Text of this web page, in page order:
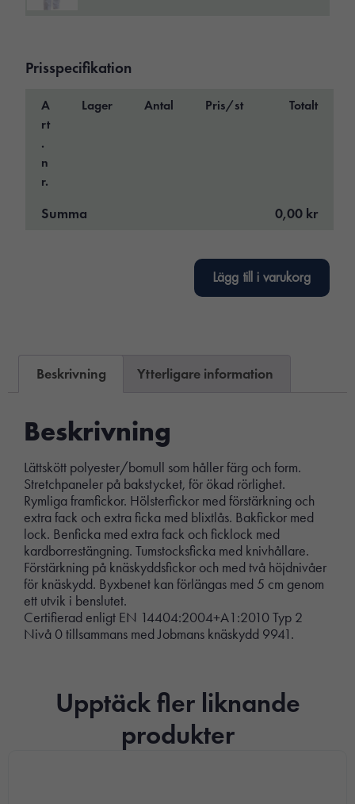
Prisspecifikation
A
rt
.
n
r.
Lager Antal Pris/st Totalt
Summa 0,00 kr
Lägg till i varukorg
Beskrivning Ytterligare information
Beskrivning
Lättskött polyester/bomull som håller färg och form.
Stretchpaneler på bakstycket, för ökad rörlighet.
Rymliga framfickor. Hölsterfickor med förstärkning och
extra fack och extra ficka med blixtlås. Bakfickor med
lock. Benficka med extra fack och ficklock med
kardborrestängning. Tumstocksficka med knivhållare.
Förstärkning på knäskyddsfickor och med två höjdnivåer
för knäskydd. Byxbenet kan förlängas med 5 cm genom
ett utvik i benslutet.
Certifierad enligt EN 14404:2004+A1:2010 Typ 2
Nivå 0 tillsammans med Jobmans knäskydd 9941.
Upptäck fler liknande
produkter